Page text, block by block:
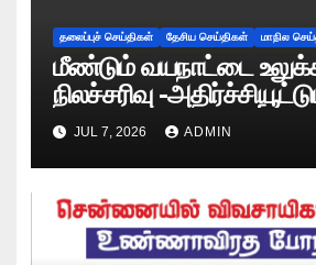
தலைப்புச் செய்திகள் தேசிய செய்திகள் மாநில
மீண்டும் வயநாட்டை
நிலச்சரிவு -
JUL 7, 2026 ADMIN